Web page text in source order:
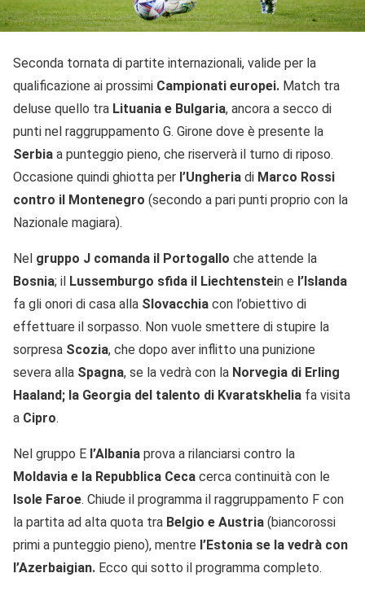
Seconda tornata di partite internazionali, valide per la
qualificazione ai prossimi Campionati europei. Match tra
deluse quello tra Lituania e Bulgaria, ancora a secco di
punti nel raggruppamento G. Girone dove è presente la
Serbia a punteggio pieno, che riserverà il turno di riposo.
Occasione quindi ghiotta per l’Ungheria di Marco Rossi
contro il Montenegro (secondo a pari punti proprio con la
Nazionale magiara).
Nel gruppo J comanda il Portogallo che attende la
Bosnia; il Lussemburgo sfida il Liechtenstein e l’Islanda
fa gli onori di casa alla Slovacchia con l’obiettivo di
effettuare il sorpasso. Non vuole smettere di stupire la
sorpresa Scozia, che dopo aver inflitto una punizione
severa alla Spagna, se la vedrà con la Norvegia di Erling
Haaland; la Georgia del talento di Kvaratskhelia fa visita
a Cipro.
Nel gruppo E l’Albania prova a rilanciarsi contro la
Moldavia e la Repubblica Ceca cerca continuità con le
Isole Faroe. Chiude il programma il raggruppamento F con
la partita ad alta quota tra Belgio e Austria (biancorossi
primi a punteggio pieno), mentre l’Estonia se la vedrà con
l’Azerbaigian. Ecco qui sotto il programma completo.